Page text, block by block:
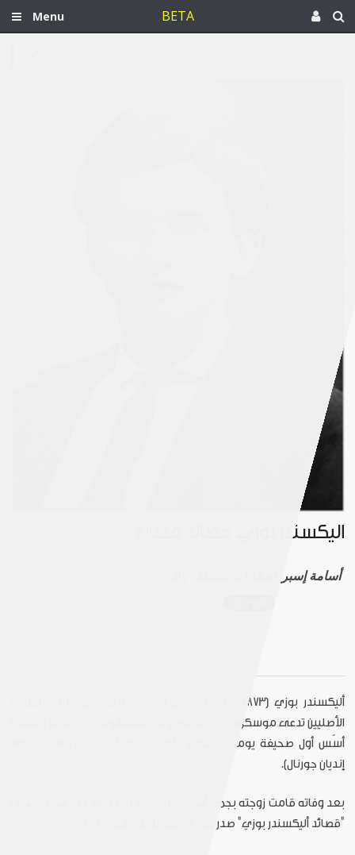
Menu BETA
أليكسندر بوزي: قصائد مختارة
Osama Esber أسامة إسبر
الأصليين تدعى موسكوجي كريك في ولاية أوكلاهوما. كان شاعراً وصحفياً
أسّس أول صحيفة يومية للسكان الأصليين في أميركا اسمها (إيوفاولا
إنديان جورنال).
بعد وفاته قامت زوجته بجمع أشعاره وترتيبها وإصدارها في مجلد بعنوان
"قصائد أليكسندر بوزي" صدر عن دار "كرين برينترز" في 1910.